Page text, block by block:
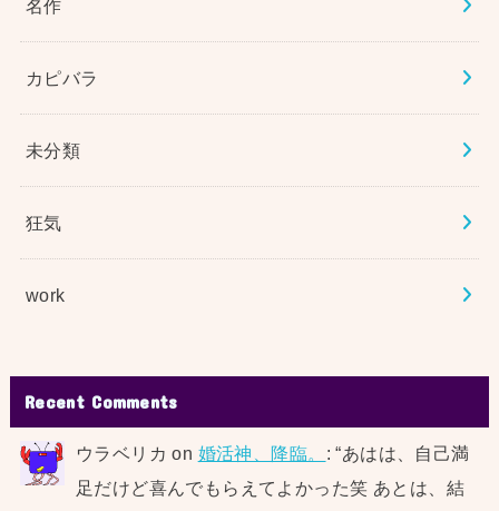
名作
カピバラ
未分類
狂気
work
Recent Comments
ウラベリカ on 婚活神、降臨。 : “あはは、自己満
足だけど喜んでもらえてよかった笑 あとは、結